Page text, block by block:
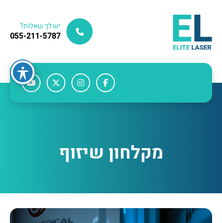
יש לך שאלות?
055-211-5787
מקלחון שיזוף